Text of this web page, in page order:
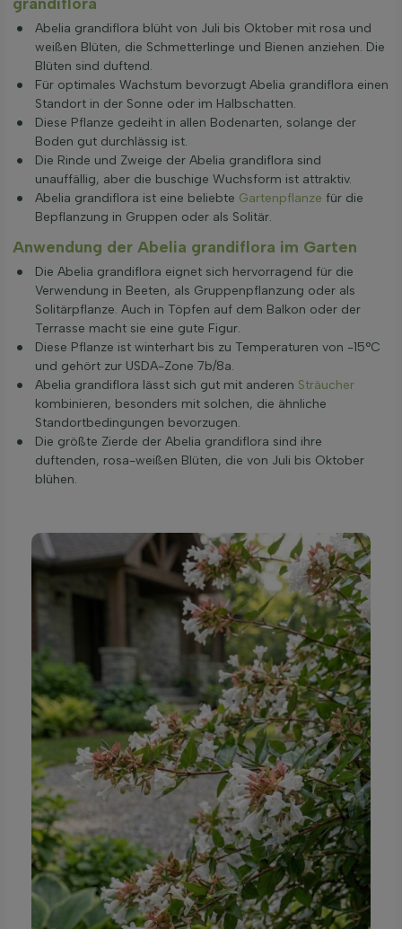
Abelia grandiflora blüht von Juli bis Oktober mit rosa und
weißen Blüten, die Schmetterlinge und Bienen anziehen. Die
Blüten sind duftend.
Für optimales Wachstum bevorzugt Abelia grandiflora einen
Standort in der Sonne oder im Halbschatten.
Diese Pflanze gedeiht in allen Bodenarten, solange der
Boden gut durchlässig ist.
Die Rinde und Zweige der Abelia grandiflora sind
unauffällig, aber die buschige Wuchsform ist attraktiv.
Abelia grandiflora ist eine beliebte Gartenpflanze für die
Bepflanzung in Gruppen oder als Solitär.
Anwendung der Abelia grandiflora im Garten
Die Abelia grandiflora eignet sich hervorragend für die
Verwendung in Beeten, als Gruppenpflanzung oder als
Solitärpflanze. Auch in Töpfen auf dem Balkon oder der
Terrasse macht sie eine gute Figur.
Diese Pflanze ist winterhart bis zu Temperaturen von -15°C
und gehört zur USDA-Zone 7b/8a.
Abelia grandiflora lässt sich gut mit anderen Sträucher
kombinieren, besonders mit solchen, die ähnliche
Standortbedingungen bevorzugen.
Die größte Zierde der Abelia grandiflora sind ihre
duftenden, rosa-weißen Blüten, die von Juli bis Oktober
blühen.